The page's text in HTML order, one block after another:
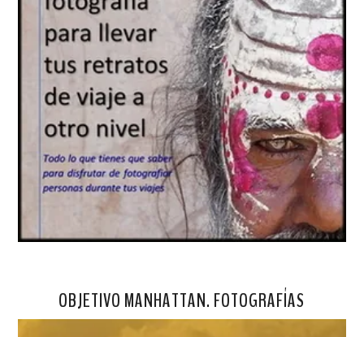
OBJETIVO MANHATTAN. FOTOGRAFÍAS